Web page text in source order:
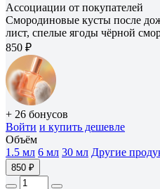
Ассоциации от покупателей
Смородиновые кусты после
лист, спелые ягоды чёрной
850 ₽
+ 26 бонусов
Войти и купить дешевле
Объём
1.5 мл 6 мл 30 мл Другие
850 ₽